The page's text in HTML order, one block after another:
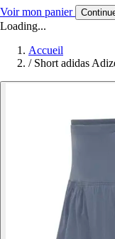
Voir mon panier
Loading...
Accueil
/ Short adidas